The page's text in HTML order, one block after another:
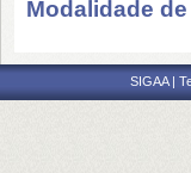
Modalidade
SIGAA |